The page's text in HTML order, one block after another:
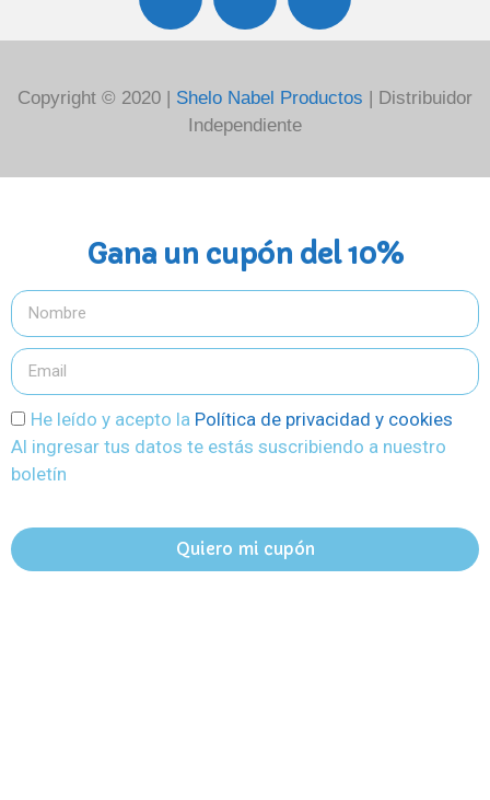
Copyright © 2020 | Shelo Nabel Productos | Distribuidor
Independiente
Gana un cupón del 10%
He leído y acepto la Política de privacidad y cookies
Al ingresar tus datos te estás suscribiendo a nuestro
boletín
Quiero mi cupón